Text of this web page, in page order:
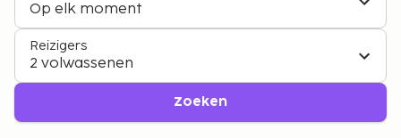
Op elk moment
Reizigers
2 volwassenen
Zoeken